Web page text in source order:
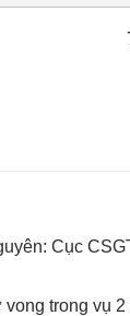
Cục
vong trong vụ